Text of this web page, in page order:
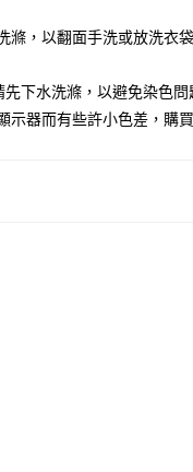
含以上)免運費
滌，以翻面手洗或放洗衣
先下水洗滌，以避免染色問
示器而有些許小色差，購
身型挑衣指